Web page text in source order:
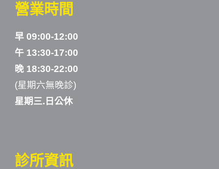
營業時間
早 09:00-12:00
午 13:30-17:00
晚 18:30-22:00
(星期六無晚診)
星期三.日公休
診所資訊